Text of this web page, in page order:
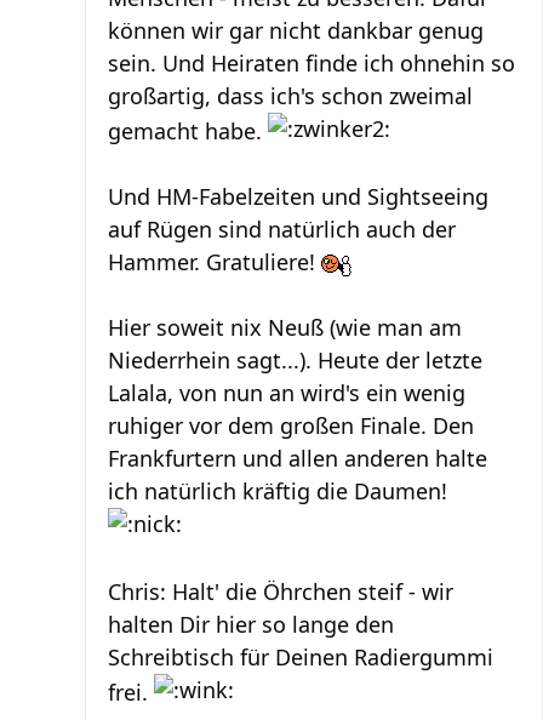
können wir gar nicht dankbar genug
sein. Und Heiraten finde ich ohnehin so
großartig, dass ich's schon zweimal
gemacht habe.
Und HM-Fabelzeiten und Sightseeing
auf Rügen sind natürlich auch der
Hammer. Gratuliere!
Hier soweit nix Neuß (wie man am
Niederrhein sagt...). Heute der letzte
Lalala, von nun an wird's ein wenig
ruhiger vor dem großen Finale. Den
Frankfurtern und allen anderen halte
ich natürlich kräftig die Daumen!
Chris: Halt' die Öhrchen steif - wir
halten Dir hier so lange den
Schreibtisch für Deinen Radiergummi
frei.